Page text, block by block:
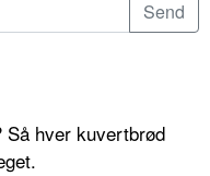
Så hver kuvertbrød